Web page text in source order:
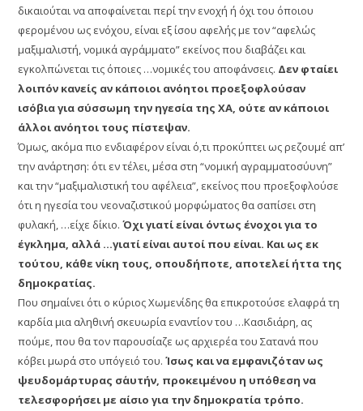
δικαιούται να αποφαίνεται περί την ενοχή ή όχι του όποιου
φερομένου ως ενόχου, είναι εξ ίσου αφελής με τον “αφελώς
μαξιμαλιστή, νομικά αγράμματο” εκείνος που διαβάζει και
εγκολπώνεται τις όποιες …νομικές του αποφάνσεις. Δεν φταίει
λοιπόν κανείς αν κάποιοι ανόητοι προεξοφλούσαν
ισόβια για σύσσωμη την ηγεσία της ΧΑ, ούτε αν κάποιοι
άλλοι ανόητοι τους πίστεψαν.
Όμως, ακόμα πιο ενδιαφέρον είναι ό,τι προκύπτει ως ρεζουμέ απ’
την ανάρτηση: ότι εν τέλει, μέσα στη “νομική αγραμματοσύυνη”
και την “μαξιμαλιστική του αφέλεια”, εκείνος που προεξοφλούσε
ότι η ηγεσία του νεοναζιστικού μορφώματος θα σαπίσει στη
φυλακή, …είχε δίκιο.Όχι γιατί είναι όντως ένοχοι για το
έγκλημα, αλλά …γιατί είναι αυτοί που είναι. Και ως εκ
τούτου, κάθε νίκη τους, οπουδήποτε, αποτελεί ήττα της
δημοκρατίας.
Που σημαίνει ότι ο κύριος Χωμενίδης θα επικροτούσε ελαφρά τη
καρδία μια αληθινή σκευωρία εναντίον του …Κασιδιάρη, ας
πούμε, που θα τον παρουσίαζε ως αρχιερέα του Σατανά που
κόβει μωρά στο υπόγειό του.Ίσως και να εμφανιζόταν ως
ψευδομάρτυρας σ΄αυτήν, προκειμένου η υπόθεση να
τελεσφορήσει με αίσιο για την δημοκρατία τρόπο.